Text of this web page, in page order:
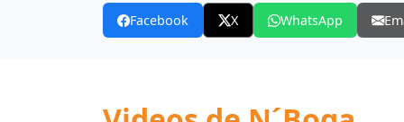
Facebook X WhatsApp